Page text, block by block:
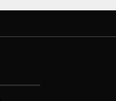
Los 3 de